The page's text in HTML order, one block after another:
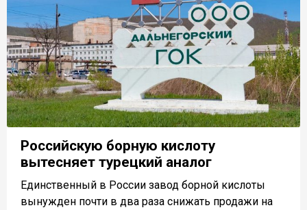
Российскую борную кислоту
вытесняет турецкий аналог
Единственный в России завод борной кислоты
вынужден почти в два раза снижать продажи на